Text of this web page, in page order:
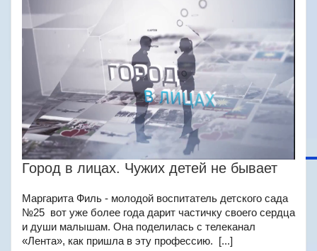
Город в лицах. Чужих детей не бывает
Маргарита Филь - молодой воспитатель детского сада
№25 вот уже более года дарит частичку своего сердца
и души малышам. Она поделилась с телеканал
«Лента», как пришла в эту профессию. [...]